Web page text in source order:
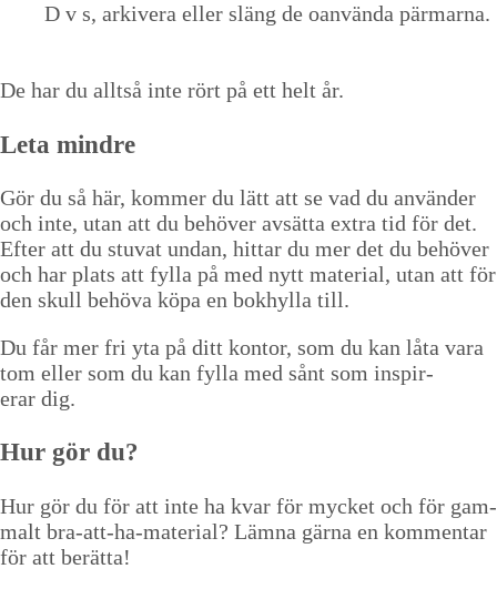
D v s, arkivera eller släng de oan­vän­da pärmarna.
De har du allt­så inte rört på ett helt år.
Leta min­dre
Gör du så här, kom­mer du lätt att se vad du använ­der
och inte, utan att du behöver avsät­ta extra tid för det.
Efter att du stu­vat undan, hit­tar du mer det du behöver
och har plats att fyl­la på med nytt mate­r­i­al, utan att för
den skull behö­va köpa en bokhyl­la till.
Du får mer fri yta på ditt kon­tor, som du kan låta vara
tom eller som du kan fyl­la med sånt som inspir­
erar dig.
Hur gör du?
Hur gör du för att inte ha kvar för myck­et och för gam­
malt bra-att-ha-mate­r­i­al? Läm­na gär­na en kom­men­tar
för att berätta!